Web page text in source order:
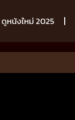
ดูหนังใหม่ 2025